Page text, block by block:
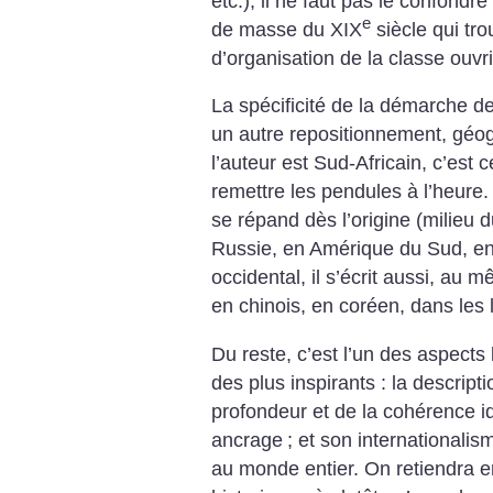
de masse du XIXe siècle qui
d’organisation de la classe
La spécificité de la démarche
un autre repositionnement,
l’auteur est Sud-Africain, c’est
remettre les pendules à
se répand dès l’origine (milieu
Russie, en Amérique du Sud,
occidental, il s’écrit aussi, au
en chinois, en coréen, dans les
Du reste, c’est l’un des
des plus inspirants : la
profondeur et de la cohérence
ancrage ; et son
au monde entier. On retiendra